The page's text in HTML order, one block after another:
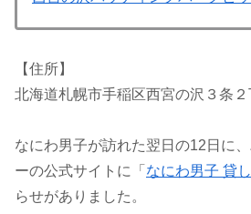
【住所】
北海道札幌市手稲区西宮の沢３条２
なにわ男子が訪れた翌日の12日に
ーの公式サイトに「 なにわ男子 貸
らせがありました。